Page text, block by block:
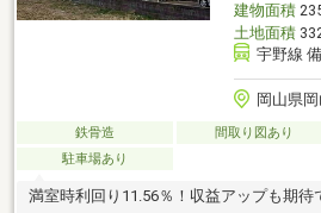
建物面積
土地面積
宇野線
岡山県
鉄骨造 間取り図あり
駐車場あり
満室時利回り11.56％！収益アップも期待